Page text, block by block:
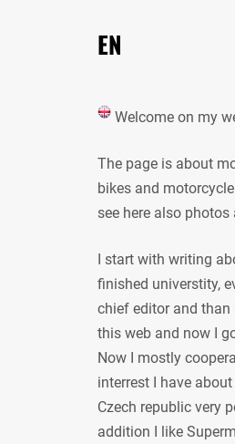
EN
Welcome on my
The page is about
bikes and
see here also
I start with writing
finished universtity,
chief editor and than
this web and now I
Now I mostly
interrest I have
Czech republic very
addition I like